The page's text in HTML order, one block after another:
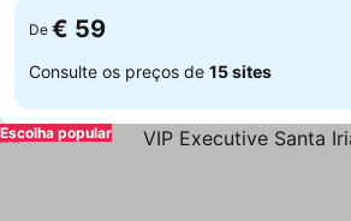
De € 59
Consulte os preços de 15 sites
Escolha popular